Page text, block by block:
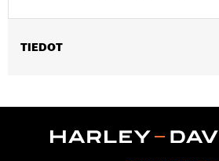
TIEDOT
Sold In Units: Each